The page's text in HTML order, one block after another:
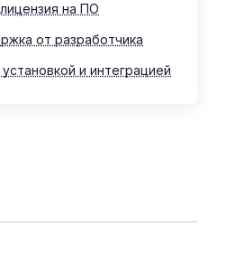
на ПО
от разработчика
и интеграцией